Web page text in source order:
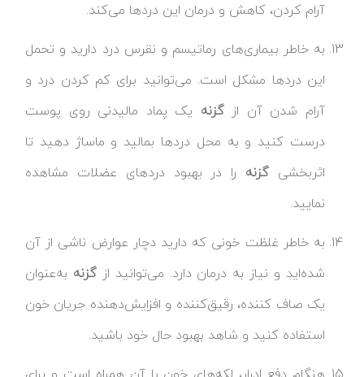
آرام کردن، کاهش و درمان این دردها می‌کند.
به خاطر بیماری‌های رماتیسم و نقرس درد دارید و تحمل
این دردها مشکل است. می‌توانید برای کم کردن درد و
آرام شدن آن ازگزنه یک پماد مالیدنی روی پوست
درست کنید و به محل دردها بمالید و ماساژ دهید تا
اثربخشی گزنه را در بهبود دردهای عضلات مشاهده
نمایید.
به خاطر غلظت خونی که دارید دچار عوارض ناشی از آن
شده‌اید و نیاز به درمان دارد. می‌توانید ازگزنه به‌عنوان
یک صاف کننده، رقیق‌کننده و افزایش‌دهنده جریان خون
استفاده کنید و شاهد بهبود حال خود باشید.